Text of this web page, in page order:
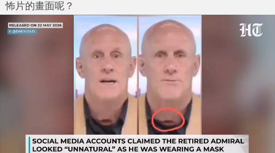
怖片的畫面呢？